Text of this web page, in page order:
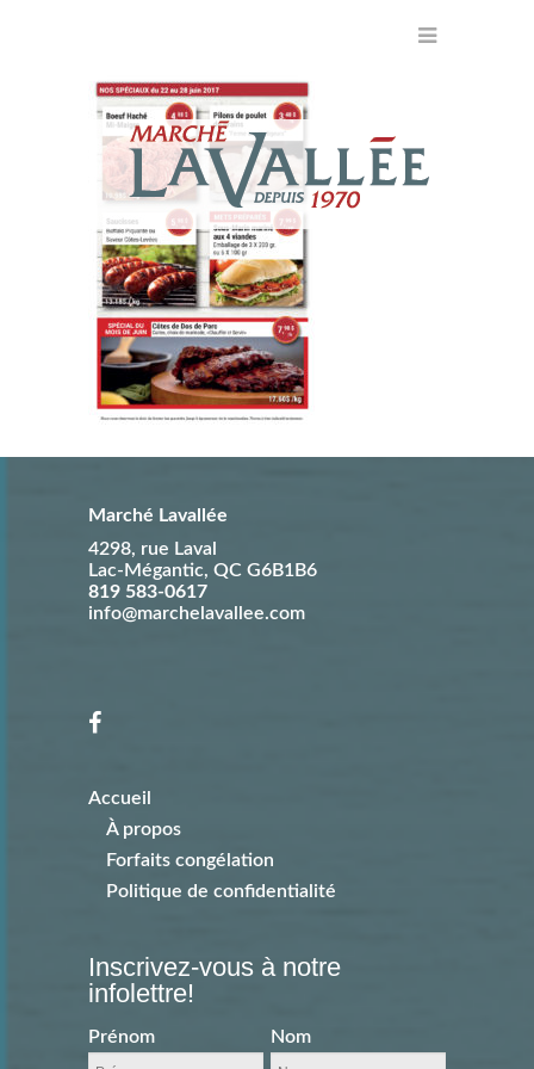
Marché Lavallée
4298, rue Laval
Lac-Mégantic, QC G6B1B6
819 583-0617
info@marchelavallee.com
Accueil
À propos
Forfaits congélation
Politique de confidentialité
Inscrivez-vous à notre
infolettre!
Prénom Nom